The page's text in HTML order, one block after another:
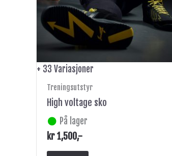
+ 33 Variasjoner
Treningsutstyr
High voltage sko
På lager
kr1,500,-
kan
velges
på
produktsiden